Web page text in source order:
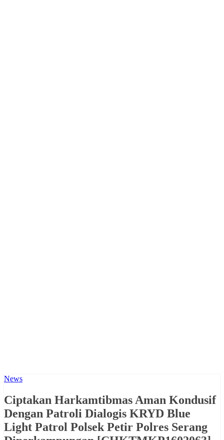
News
Ciptakan Harkamtibmas Aman Kondusif
Dengan Patroli Dialogis KRYD Blue
Light Patrol Polsek Petir Polres Serang